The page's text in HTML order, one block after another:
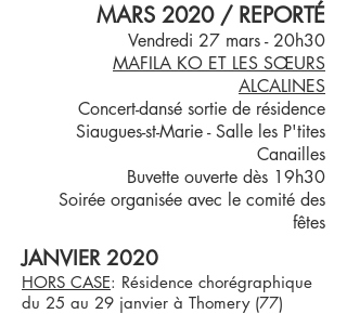
​MARS 2020​ / REPORTÉ
Vendredi 27 mars - 20h30
MAFILA KO ET LES SŒURS
ALCALINES
Concert-dansé sortie de résidence
Siaugues-st-Marie - Salle les P'tites
Canailles
Buvette ouverte dès 19h30
Soirée organisée avec le comité des
fêtes
JANVIER 2020
HORS CASE: Résidence chorégraphique
du 25 au 29 janvier à Thomery (77)